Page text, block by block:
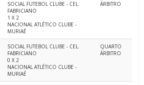
SOCIAL FUTEBOL CLUBE - CEL.
FABRICIANO
1 X 2
NACIONAL ATLÉTICO CLUBE -
MURIAÉ
ÁRBITRO
SOCIAL FUTEBOL CLUBE - CEL.
FABRICIANO
0 X 2
NACIONAL ATLÉTICO CLUBE -
MURIAÉ
QUARTO
ÁRBITRO